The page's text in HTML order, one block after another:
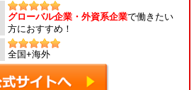
グローバル企業・外資系企業で働きたい
方におすすめ！
全国+海外